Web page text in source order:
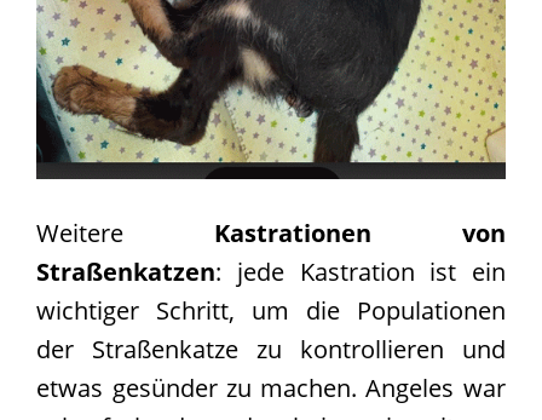
Weitere Kastrationen von
Straßenkatzen: jede Kastration ist ein
wichtiger Schritt, um die Populationen
der Straßenkatze zu kontrollieren und
etwas gesünder zu machen. Angeles war